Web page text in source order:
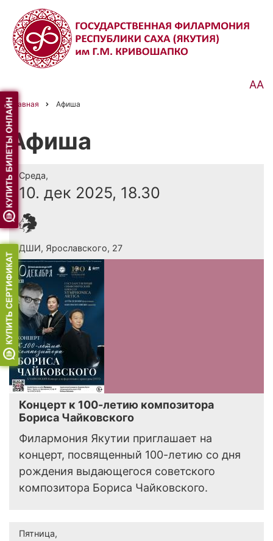
Перейти
основному
содержанию
АА
Строка
навигации
Главная Афиша
Афиша
Среда,
10. дек 2025, 18.30
ДШИ, Ярославского, 27
Концерт к 100-летию композитора
Бориса Чайковского
Филармония Якутии приглашает на
концерт, посвященный 100-летию со дня
рождения выдающегося советского
композитора Бориса Чайковского.
Пятница,